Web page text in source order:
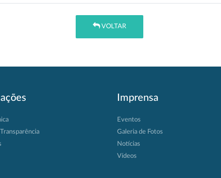
VOLTAR
Imprensa
Eventos
Galeria de Fotos
Notícias
Vídeos